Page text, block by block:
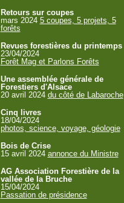
Retours sur coupes
mars 2024 5 coupes, 5 projets, 5
forêts
Revues forestières du printemps
23/04/2024
Forêt Mag et Parlons Forêts
Une assemblée générale de
Forestiers d'Alsace
20 avril 2024 du côté de Labaroche
Cinq livres
18/04/2024
photos, science, voyage, géologie
Bois de Crise
15 avril 2024 annonce du Ministre
AG Association Forestière de la
vallée de la Bruche
15/04/2024
Passation de présidence